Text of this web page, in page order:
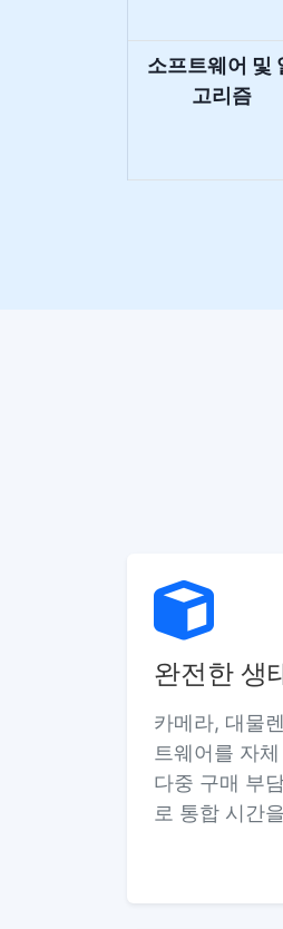
소프트웨어 및
고리즘
완전한 생
카메라, 대물
트웨어를 자
다중 구매 부
로 통합 시간